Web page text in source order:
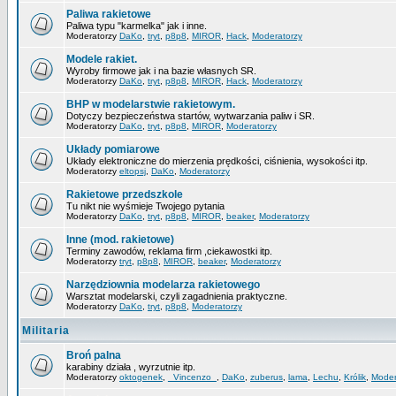
Paliwa rakietowe
Paliwa typu "karmelka" jak i inne.
Moderatorzy DaKo tryt p8p8 MIROR Hack Moderatorzy
Modele rakiet.
Wyroby firmowe jak i na bazie własnych SR.
Moderatorzy DaKo tryt p8p8 MIROR Hack Moderatorzy
BHP w modelarstwie rakietowym.
Dotyczy bezpieczeństwa startów, wytwarzania paliw i SR.
Moderatorzy DaKo tryt p8p8 MIROR Moderatorzy
Układy pomiarowe
Układy elektroniczne do mierzenia prędkości, ciśnienia, wysokości itp.
Moderatorzy eltopsj DaKo Moderatorzy
Rakietowe przedszkole
Tu nikt nie wyśmieje Twojego pytania
Moderatorzy DaKo tryt p8p8 MIROR beaker, Moderatorzy
Inne (mod. rakietowe)
Terminy zawodów, reklama firm ,ciekawostki itp.
Moderatorzy tryt p8p8 MIROR beaker, Moderatorzy
Narzędziownia modelarza rakietowego
Warsztat modelarski, czyli zagadnienia praktyczne.
Moderatorzy DaKo tryt p8p8 Moderatorzy
Militaria
Broń palna
karabiny działa , wyrzutnie itp.
Moderatorzy oktogenek _Vincenzo_ DaKo zuberus lama Lechu Królik